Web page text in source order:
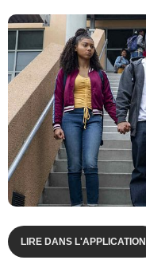
LIRE DANS L'APPLICATION